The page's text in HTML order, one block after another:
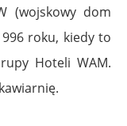
(wojskowy dom
roku, kiedy to
Hoteli WAM.